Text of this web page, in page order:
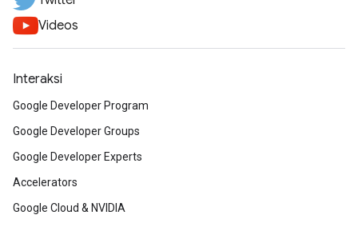
Videos
Interaksi
Google Developer Program
Google Developer Groups
Google Developer Experts
Accelerators
Google Cloud & NVIDIA